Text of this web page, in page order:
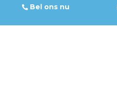
Privacyverklaring
Bel ons nu